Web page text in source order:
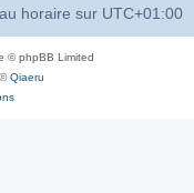
e
horaire sur UTC+01:00
© phpBB Limited
©Qiaeru